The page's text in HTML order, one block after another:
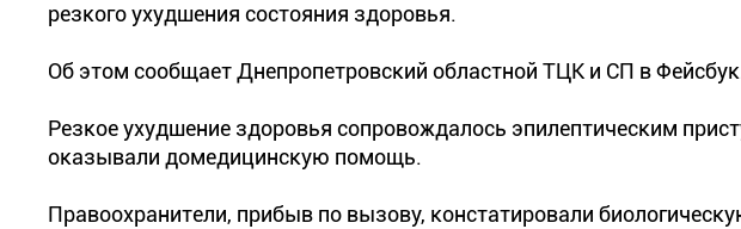
резкого ухудшения состояния здоровья.
Об этом сообщает Днепропетровский областной ТЦК и СП в
Резкое ухудшение здоровья сопровождалось эпилептическим
оказывали домедицинскую помощь.
Правоохранители, прибыв по вызову, констатировали